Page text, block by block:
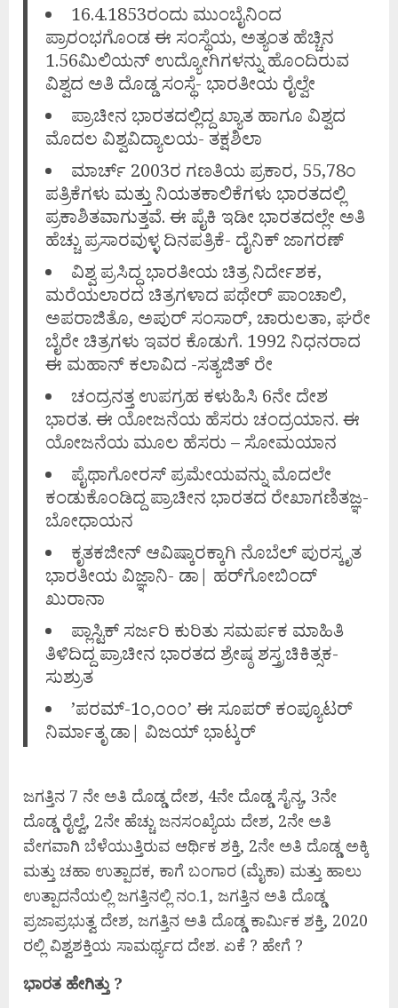
16.4.1853ರಂದು ಮುಂಬೈನಿಂದ
ಪ್ರಾರಂಭಗೊಂಡ ಈ ಸಂಸ್ಥೆಯ, ಅತ್ಯಂತ ಹೆಚ್ಚಿನ
1.56ಮಿಲಿಯನ್ ಉದ್ಯೋಗಿಗಳನ್ನು ಹೊಂದಿರುವ
ವಿಶ್ವದ ಅತಿ ದೊಡ್ಡ ಸಂಸ್ಥೆ- ಭಾರತೀಯ ರೈಲ್ವೇ
ಪ್ರಾಚೀನ ಭಾರತದಲ್ಲಿದ್ದ ಖ್ಯಾತ ಹಾಗೂ ವಿಶ್ವದ
ಮೊದಲ ವಿಶ್ವವಿದ್ಯಾಲಯ- ತಕ್ಷಶಿಲಾ
ಮಾರ್ಚ್ 2003ರ ಗಣತಿಯ ಪ್ರಕಾರ, 55,78೦
ಪತ್ರಿಕೆಗಳು ಮತ್ತು ನಿಯತಕಾಲಿಕೆಗಳು ಭಾರತದಲ್ಲಿ
ಪ್ರಕಾಶಿತವಾಗುತ್ತವೆ. ಈ ಪೈಕಿ ಇಡೀ ಭಾರತದಲ್ಲೇ ಅತಿ
ಹೆಚ್ಚು ಪ್ರಸಾರವುಳ್ಳ ದಿನಪತ್ರಿಕೆ- ದೈನಿಕ್ ಜಾಗರಣ್
ವಿಶ್ವ ಪ್ರಸಿದ್ಧ ಭಾರತೀಯ ಚಿತ್ರ ನಿರ್ದೇಶಕ,
ಮರೆಯಲಾರದ ಚಿತ್ರಗಳಾದ ಪಥೇರ್ ಪಾಂಚಾಲಿ,
ಅಪರಾಜಿತೊ, ಅಪುರ್ ಸಂಸಾರ್, ಚಾರುಲತಾ, ಘರೇ
ಬೈರೇ ಚಿತ್ರಗಳು ಇವರ ಕೊಡುಗೆ. 1992 ನಿಧನರಾದ
ಈ ಮಹಾನ್ ಕಲಾವಿದ -ಸತ್ಯಜಿತ್ ರೇ
ಚಂದ್ರನತ್ತ ಉಪಗ್ರಹ ಕಳುಹಿಸಿ 6ನೇ ದೇಶ
ಭಾರತ. ಈ ಯೋಜನೆಯ ಹೆಸರು ಚಂದ್ರಯಾನ. ಈ
ಯೋಜನೆಯ ಮೂಲ ಹೆಸರು – ಸೋಮಯಾನ
ಪೈಥಾಗೋರಸ್ ಪ್ರಮೇಯವನ್ನು ಮೊದಲೇ
ಕಂಡುಕೊಂಡಿದ್ದ ಪ್ರಾಚೀನ ಭಾರತದ ರೇಖಾಗಣಿತಜ್ಞ-
ಬೋಧಾಯನ
ಕೃತಕಜೀನ್ ಆವಿಷ್ಕಾರಕ್ಕಾಗಿ ನೊಬೆಲ್ ಪುರಸ್ಕೃತ
ಭಾರತೀಯ ವಿಜ್ಞಾನಿ- ಡಾ| ಹರ್‌ಗೋಬಿಂದ್
ಖುರಾನಾ
ಪ್ಲಾಸ್ಟಿಕ್ ಸರ್ಜರಿ ಕುರಿತು ಸಮರ್ಪಕ ಮಾಹಿತಿ
ತಿಳಿದಿದ್ದ ಪ್ರಾಚೀನ ಭಾರತದ ಶ್ರೇಷ್ಠ ಶಸ್ತ್ರಚಿಕಿತ್ಸಕ-
ಸುಶ್ರುತ
’ಪರಮ್-1೦,೦೦೦’ ಈ ಸೂಪರ್ ಕಂಪ್ಯೂಟರ್
ನಿರ್ಮಾತೃ ಡಾ| ವಿಜಯ್ ಭಾಟ್ಕರ್
ಜಗತ್ತಿನ 7 ನೇ ಅತಿ ದೊಡ್ಡ ದೇಶ, 4ನೇ ದೊಡ್ಡ ಸೈನ್ಯ, 3ನೇ
ದೊಡ್ಡ ರೈಲ್ವೆ, 2ನೇ ಹೆಚ್ಚು ಜನಸಂಖ್ಯೆಯ ದೇಶ, 2ನೇ ಅತಿ
ವೇಗವಾಗಿ ಬೆಳೆಯುತ್ತಿರುವ ಆರ್ಥಿಕ ಶಕ್ತಿ, 2ನೇ ಅತಿ ದೊಡ್ಡ ಅಕ್ಕಿ
ಮತ್ತು ಚಹಾ ಉತ್ಪಾದಕ, ಕಾಗೆ ಬಂಗಾರ (ಮೈಕಾ) ಮತ್ತು ಹಾಲು
ಉತ್ಪಾದನೆಯಲ್ಲಿ ಜಗತ್ತಿನಲ್ಲಿ ನಂ.1, ಜಗತ್ತಿನ ಅತಿ ದೊಡ್ಡ
ಪ್ರಜಾಪ್ರಭುತ್ವ ದೇಶ, ಜಗತ್ತಿನ ಅತಿ ದೊಡ್ಡ ಕಾರ್ಮಿಕ ಶಕ್ತಿ, 2020
ರಲ್ಲಿ ವಿಶ್ವಶಕ್ತಿಯ ಸಾಮರ್ಥ್ಯದ ದೇಶ. ಏಕೆ ? ಹೇಗೆ ?
ಭಾರತ ಹೇಗಿತ್ತು ?